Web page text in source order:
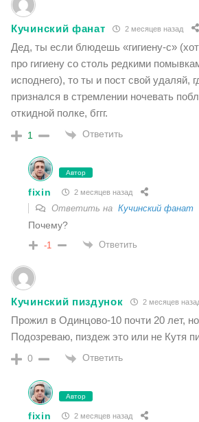
Кучинский фанат 2 месяцев назад
Дед, ты если блюдешь «гигиену-с»
про гигиену со столь редкими
исподнего), то ты и пост свой удаляй,
признался в стремлении ночевать
откидной полке, бггг.
1 Ответить
Автор
fixin 2 месяцев назад
Ответить на Кучинский фанат
Почему?
-1 Ответить
Кучинский пиздунок 2 месяцев
Прожил в Одинцово-10 почти 20 лет,
Подозреваю, пиздеж это или не Кутя
0 Ответить
Автор
fixin 2 месяцев назад